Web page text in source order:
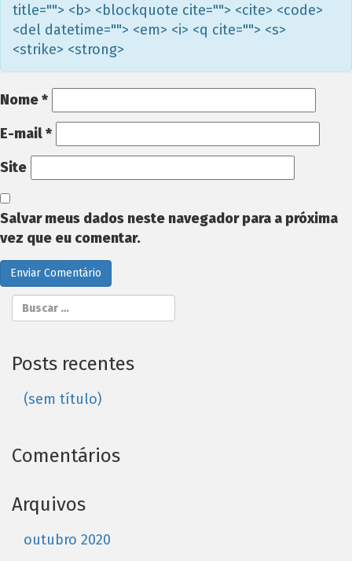
title=""> <b> <blockquote cite=""> <cite> <code>
<del datetime=""> <em> <i> <q cite=""> <s>
<strike> <strong>
Nome*
E-mail*
Site
Salvar meus dados neste navegador para a próxima
vez que eu comentar.
Posts recentes
(sem título)
Comentários
Arquivos
outubro 2020